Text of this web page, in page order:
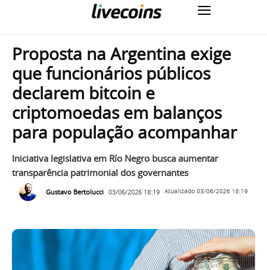
Proposta na Argentina exige
que funcionários públicos
declarem bitcoin e
criptomoedas em balanços
para população acompanhar
Iniciativa legislativa em Río Negro busca aumentar
transparência patrimonial dos governantes
Gustavo Bertolucci 03/06/2026 18:19 Atualizado 03/06/2026 18:19